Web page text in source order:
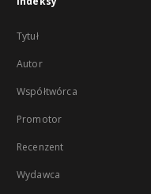
Tytuł
Autor
Współtwórca
Promotor
Recenzent
Wydawca